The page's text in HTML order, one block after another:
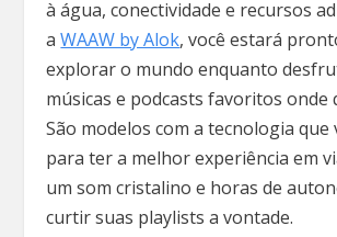
à água, conectividade e recursos
aWAAW by Alok, você estará
explorar o mundo enquanto
músicas e podcasts favoritos onde
São modelos com a tecnologia que
para ter a melhor experiência em
um som cristalino e horas de
curtir suas playlists a vontade.